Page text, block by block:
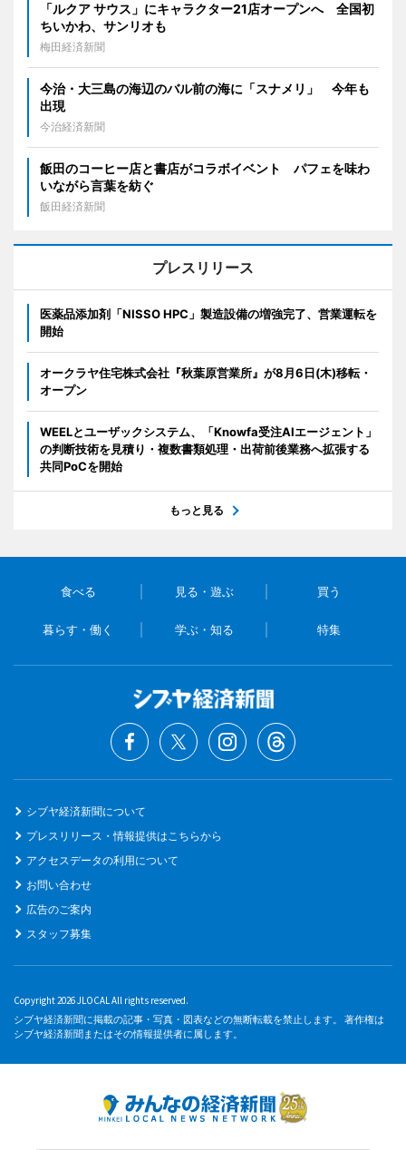
「ルクア サウス」にキャラクター21店オープンへ 全国初
ちいかわ、サンリオも
梅田経済新聞
今治・大三島の海辺のバル前の海に「スナメリ」 今年も
出現
今治経済新聞
飯田のコーヒー店と書店がコラボイベント パフェを味わ
いながら言葉を紡ぐ
飯田経済新聞
プレスリリース
医薬品添加剤「NISSO HPC」製造設備の増強完了、営業運転を
開始
オークラヤ住宅株式会社『秋葉原営業所』が8月6日(木)移転・
オープン
WEELとユーザックシステム、「Knowfa受注AIエージェント」
の判断技術を見積り・複数書類処理・出荷前後業務へ拡張する
共同PoCを開始
もっと見る
食べる 見る・遊ぶ 買う
暮らす・働く 学ぶ・知る 特集
シブヤ経済新聞について
プレスリリース・情報提供はこちらから
アクセスデータの利用について
お問い合わせ
広告のご案内
スタッフ募集
Copyright 2026 JLOCAL All rights reserved.
シブヤ経済新聞に掲載の記事・写真・図表などの無断転載を禁止します。 著作権は
シブヤ経済新聞またはその情報提供者に属します。